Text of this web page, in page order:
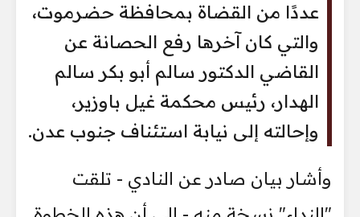
عددًا من القضاة بمحافظة حضرموت،
والتي كان آخرها رفع الحصانة عن
القاضي الدكتور سالم أبو بكر سالم
الهدار، رئيس محكمة غيل باوزير،
وإحالته إلى نيابة استئناف جنوب عدن.
وأشار بيان صادر عن النادي - تلقت